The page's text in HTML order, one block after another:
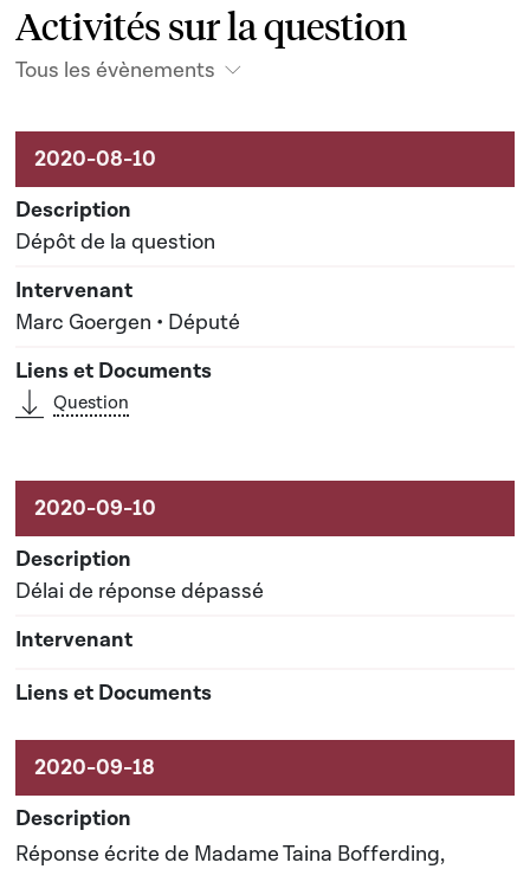
Activités sur la question
Tous les évènements
Activités liées au dossier
Dépôt de la question
Marc Goergen • Député
Question
Délai de réponse dépassé
Réponse écrite de Madame Taina Bofferding,